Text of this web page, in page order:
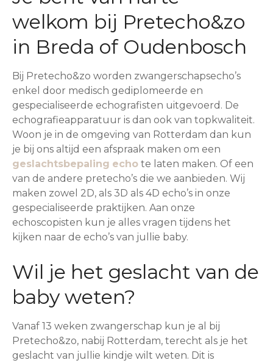
welkom bij Pretecho&zo
in Breda of Oudenbosch
Bij Pretecho&zo worden zwangerschapsecho’s
enkel door medisch gediplomeerde en
gespecialiseerde echografisten uitgevoerd. De
echografieapparatuur is dan ook van topkwaliteit.
Woon je in de omgeving van Rotterdam dan kun
je bij ons altijd een afspraak maken om een
geslachtsbepaling echo te laten maken. Of een
van de andere pretecho’s die we aanbieden. Wij
maken zowel 2D, als 3D als 4D echo’s in onze
gespecialiseerde praktijken. Aan onze
echoscopisten kun je alles vragen tijdens het
kijken naar de echo’s van jullie baby.
Wil je het geslacht van de
baby weten?
Vanaf 13 weken zwangerschap kun je al bij
Pretecho&zo, nabij Rotterdam, terecht als je het
geslacht van jullie kindje wilt weten. Dit is